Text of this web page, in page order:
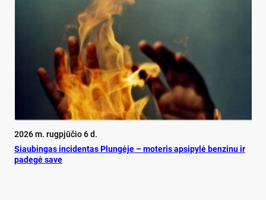
2026 m. rugpjūčio 6 d.
Siau­bin­gas in­ci­den­tas Plun­gė­je – mo­te­ris ap­si­py­lė ben­zi­nu ir
pa­de­gė sa­ve